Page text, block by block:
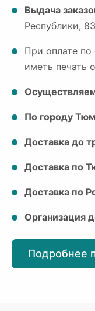
Выдача
Республики,
При оплате по
иметь печать
По городу
Доставка до
Доставка по
Доставка по
Организация
Подробнее